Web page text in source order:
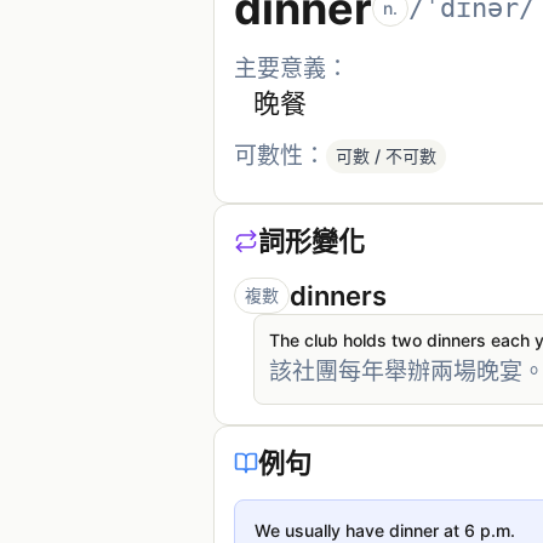
n. /ˈdɪnər/
主要意義：
晚餐
可數性： 可數 / 不可數
詞形變化
複數 dinners
The club holds two dinners each
該社團每年舉辦兩場晚宴。
例句
We usually have dinner at 6 p.m.